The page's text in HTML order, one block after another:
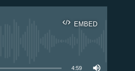
EMBED
4:59